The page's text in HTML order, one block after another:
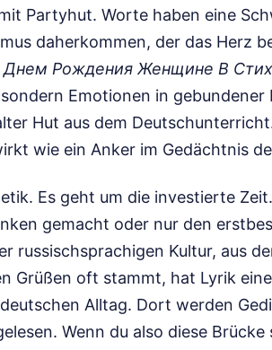
Partyhut. Worte haben eine
daherkommen, der das Herz
Днем Рождения Женщине В
Emotionen in gebundener
Hut aus dem
wie ein Anker im Gedächtnis
Es geht um die investierte
gemacht oder nur den
russischsprachigen Kultur, aus
Grüßen oft stammt, hat Lyrik
Alltag. Dort werden
Wenn du also diese Brücke